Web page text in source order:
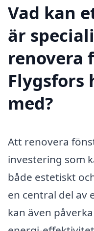
Vad kan
är
renovera
Flygsfors
med?
Att renovera
investering som
både estetiskt
en central del av
kan även